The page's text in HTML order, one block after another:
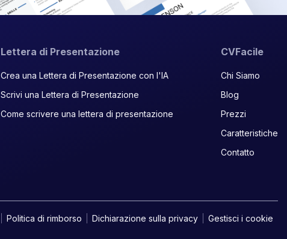
Lettera di Presentazione
Crea una Lettera di Presentazione con l'IA
Scrivi una Lettera di Presentazione
Come scrivere una lettera di presentazione
CVFacile
Chi Siamo
Blog
Prezzi
Caratteristiche
Contatto
Politica di rimborso Dichiarazione sulla privacy Gestisci i cookie